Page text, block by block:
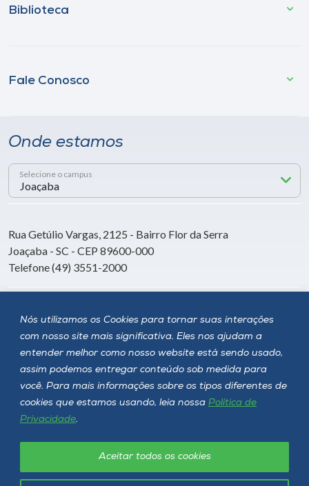
Nós utilizamos os Cookies para tornar suas interações
com nosso site mais significativa. Eles nos ajudam a
entender melhor como nosso website está sendo usado,
assim podemos entregar conteúdo sob medida para
você. Para mais informações sobre os tipos diferentes de
cookies que estamos usando, leia nossa Política de
Privacidade.
Aceitar todos os cookies
Biblioteca
Fale Conosco
Onde estamos
Selecione o campus
Rua Getúlio Vargas, 2125 - Bairro Flor da Serra
Joaçaba - SC - CEP 89600-000
Telefone (49) 3551-2000
Siga a Unoesc
Política de privacidade LGPD